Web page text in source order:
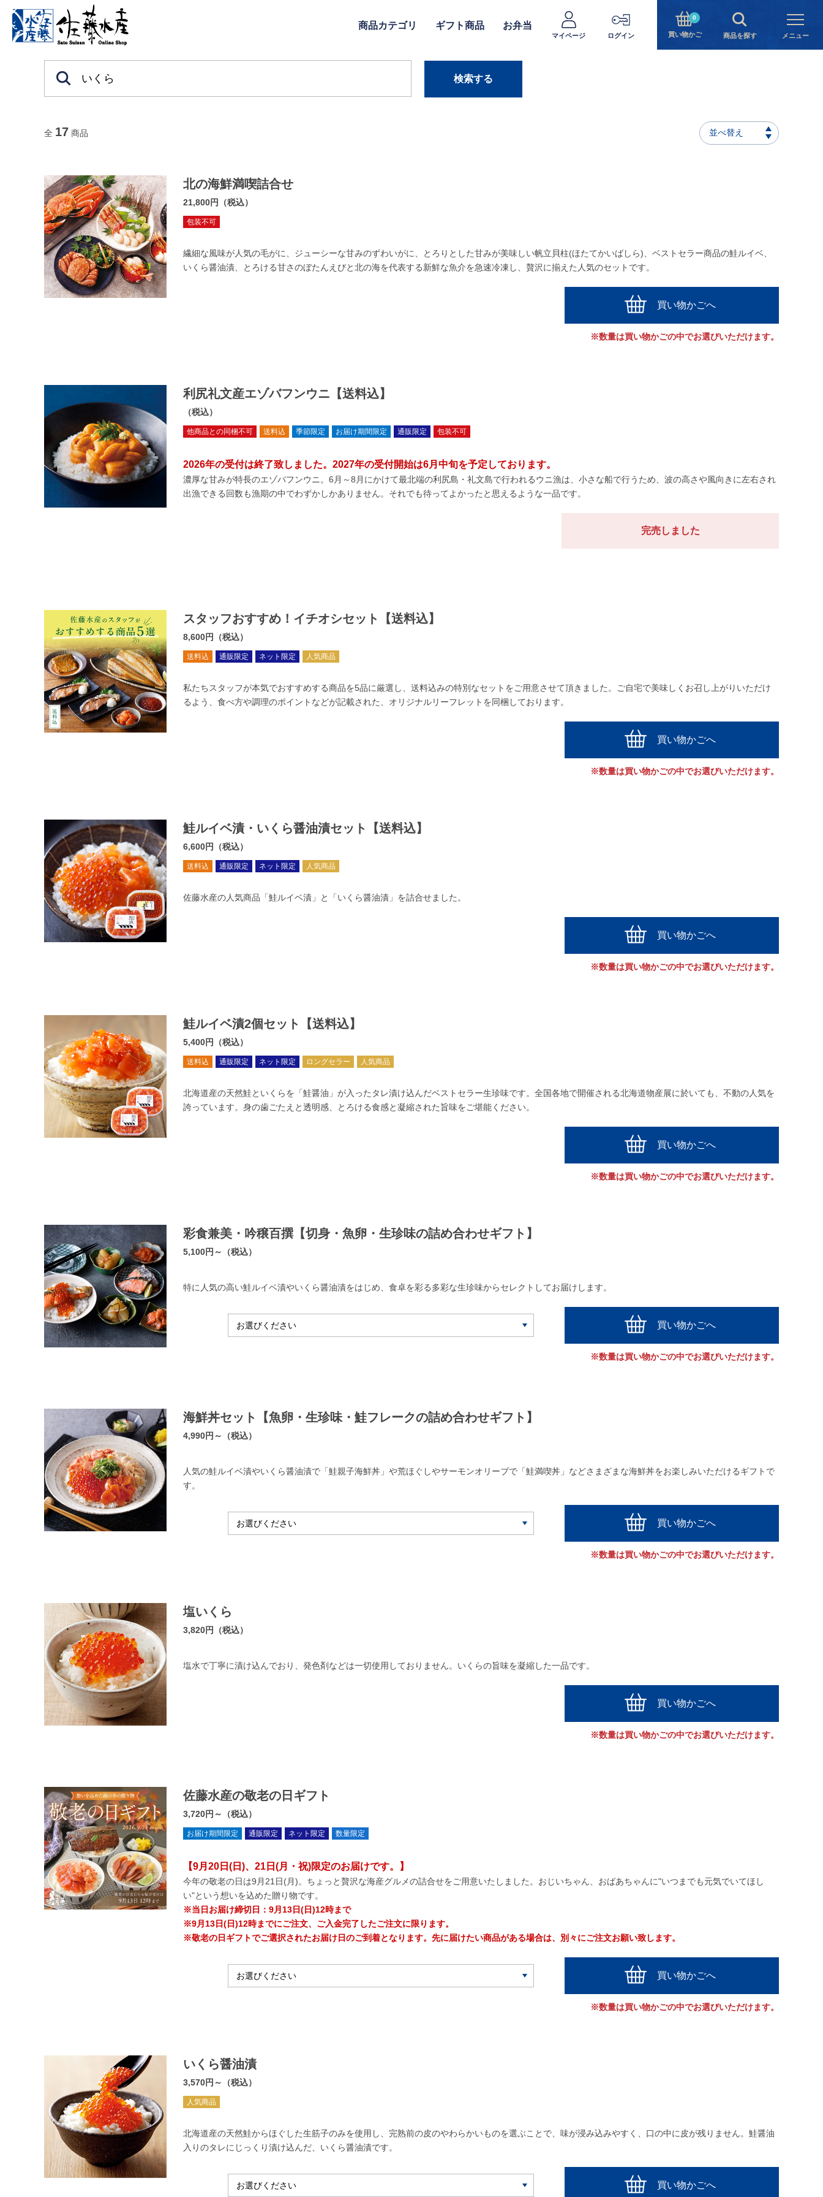
商品カテゴリ ギフト商品 お弁当
マイページ ログイン
0
買い物かご 商品を探す メニュー
検索する
全 17 商品 並べ替え
北の海鮮満喫詰合せ
21,800円（税込）
包装不可
繊細な風味が人気の毛がに、ジューシーな甘みのずわいがに、とろりとした甘みが美味しい帆立貝柱(ほたてかいばしら)、ベストセラー商品の鮭ルイベ、
いくら醤油漬、とろける甘さのぼたんえびと北の海を代表する新鮮な魚介を急速冷凍し、贅沢に揃えた人気のセットです。
買い物かごへ
※数量は買い物かごの中でお選びいただけます。
利尻礼文産エゾバフンウニ【送料込】
（税込）
他商品との同梱不可 送料込 季節限定 お届け期間限定 通販限定 包装不可
2026年の受付は終了致しました。2027年の受付開始は6月中旬を予定しております。
濃厚な甘みが特長のエゾバフンウニ。6月～8月にかけて最北端の利尻島・礼文島で行われるウニ漁は、小さな船で行うため、波の高さや風向きに左右され
出漁できる回数も漁期の中でわずかしかありません。それでも待ってよかったと思えるような一品です。
完売しました
スタッフおすすめ！イチオシセット【送料込】
8,600円（税込）
送料込 通販限定 ネット限定 人気商品
私たちスタッフが本気でおすすめする商品を5品に厳選し、送料込みの特別なセットをご用意させて頂きました。ご自宅で美味しくお召し上がりいただけ
るよう、食べ方や調理のポイントなどが記載された、オリジナルリーフレットを同梱しております。
買い物かごへ
※数量は買い物かごの中でお選びいただけます。
鮭ルイベ漬・いくら醤油漬セット【送料込】
6,600円（税込）
送料込 通販限定 ネット限定 人気商品
佐藤水産の人気商品「鮭ルイベ漬」と「いくら醤油漬」を詰合せました。
買い物かごへ
※数量は買い物かごの中でお選びいただけます。
鮭ルイベ漬2個セット【送料込】
5,400円（税込）
送料込 通販限定 ネット限定 ロングセラー 人気商品
北海道産の天然鮭といくらを「鮭醤油」が入ったタレ漬け込んだベストセラー生珍味です。全国各地で開催される北海道物産展に於いても、不動の人気を
誇っています。身の歯ごたえと透明感、とろける食感と凝縮された旨味をご堪能ください。
買い物かごへ
※数量は買い物かごの中でお選びいただけます。
彩食兼美・吟穣百撰【切身・魚卵・生珍味の詰め合わせギフト】
5,100円～（税込）
特に人気の高い鮭ルイベ漬やいくら醤油漬をはじめ、食卓を彩る多彩な生珍味からセレクトしてお届けします。
買い物かごへ
※数量は買い物かごの中でお選びいただけます。
海鮮丼セット【魚卵・生珍味・鮭フレークの詰め合わせギフト】
4,990円～（税込）
人気の鮭ルイベ漬やいくら醤油漬で「鮭親子海鮮丼」や荒ほぐしやサーモンオリーブで「鮭満喫丼」などさまざまな海鮮丼をお楽しみいただけるギフトで
す。
買い物かごへ
※数量は買い物かごの中でお選びいただけます。
塩いくら
3,820円（税込）
塩水で丁寧に漬け込んでおり、発色剤などは一切使用しておりません。いくらの旨味を凝縮した一品です。
買い物かごへ
※数量は買い物かごの中でお選びいただけます。
佐藤水産の敬老の日ギフト
3,720円～（税込）
お届け期間限定 通販限定 ネット限定 数量限定
【9月20日(日)、21日(月・祝)限定のお届けです。】
今年の敬老の日は9月21日(月)。ちょっと贅沢な海産グルメの詰合せをご用意いたしました。おじいちゃん、おばあちゃんに"いつまでも元気でいてほし
い"という想いを込めた贈り物です。
※当日お届け締切日：9月13日(日)12時まで
※9月13日(日)12時までにご注文、ご入金完了したご注文に限ります。
※敬老の日ギフトでご選択されたお届け日のご到着となります。先に届けたい商品がある場合は、別々にご注文お願い致します。
買い物かごへ
※数量は買い物かごの中でお選びいただけます。
いくら醤油漬
3,570円～（税込）
人気商品
北海道産の天然鮭からほぐした生筋子のみを使用し、完熟前の皮のやわらかいものを選ぶことで、味が浸み込みやすく、口の中に皮が残りません。鮭醤油
入りのタレにじっくり漬け込んだ、いくら醤油漬です。
買い物かごへ